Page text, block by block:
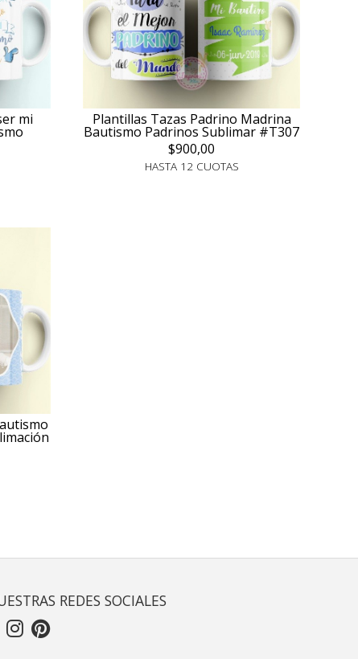
mi Plantillas Tazas Padrino Madrina
Bautismo Padrinos Sublimar #T307
$900,00
HASTA 12 CUOTAS
REDES SOCIALES